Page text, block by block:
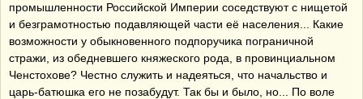
промышленности Российской Империи соседствуют с нищетой
и безграмотностью подавляющей части её населения... Какие
возможности у обыкновенного подпоручика пограничной
стражи, из обедневшего княжеского рода, в провинциальном
Ченстохове? Честно служить и надеяться, что начальство и
царь-батюшка его не позабудут. Так бы и было, но... По воле